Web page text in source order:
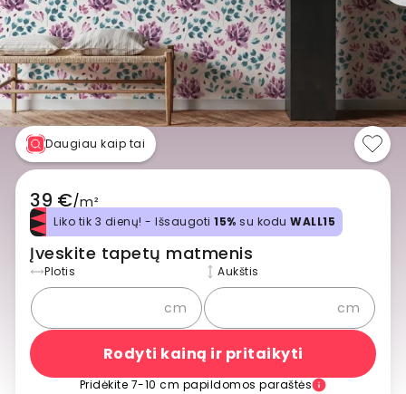
Daugiau kaip tai
39 €/m²
Liko tik 3 dienų! - Išsaugoti 15% su kodu WALL15
Įveskite tapetų matmenis
Plotis
cm
Aukštis
cm
Rodyti kainą ir pritaikyti
Pridėkite 7-10 cm papildomos paraštės